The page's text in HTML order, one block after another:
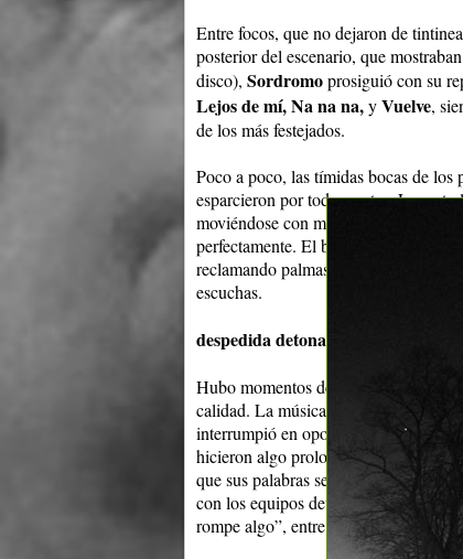
Entre focos, que no dejaron de
posterior del escenario, que
disco), Sordromoprosiguió con su
Lejos de mí, Na na na,yVuelve,
de los más festejados.
Poco a poco, las tímidas bocas de los
esparcieron por todas partes. Las
moviéndose con más fluidez sobre lo
perfectamente. El bajista fue el que
reclamando palmas, pero los demás,
escuchas.
despedida detonante
Hubo momentos de máxima tensión,
calidad. La música fue “de la buena”
interrumpió en oportunidades la gran
hicieron algo prolongados y en los
que sus palabras se perdían entre
con los equipos detuvieron por unos
rompe algo”, entre risas, y no tardó en